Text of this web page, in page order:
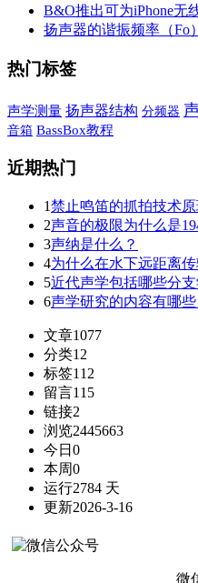
B&O推出可为iPhone无
扬声器的谐振频率（Fo）
热门标签
声学测量 扬声器结构 分频器
音箱 BassBox教程
近期热门
1禁止鸣笛的抓拍技术
2声音的极限为什么是
3声纳是什么？
4为什么在水下远距离
5近代声学包括哪些分支
6声学研究的内容有哪些
文章1077
分类12
标签112
留言115
链接2
浏览2445663
今日 0
本周0
运行2784 天
更新2026-3-16
微